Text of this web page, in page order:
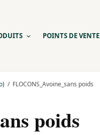
POINTS DE VENTE
FLOCONS_Avoine_sans poids
poids